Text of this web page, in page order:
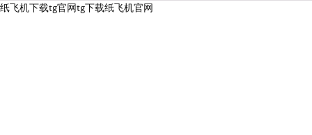
纸飞机下载tg官网tg下载纸飞机官网